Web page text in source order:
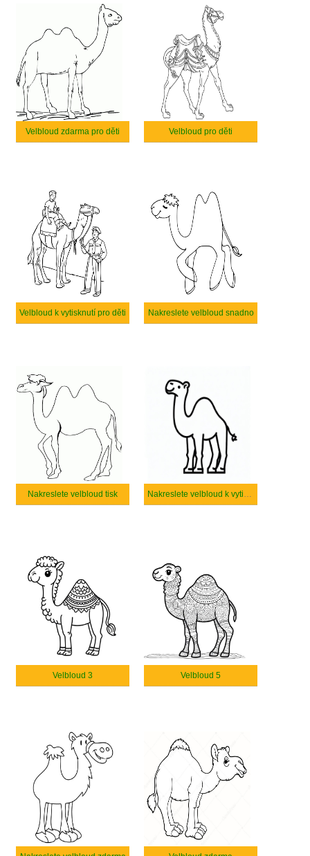
Velbloud zdarma pro děti Velbloud pro děti
Velbloud k vytisknutí pro děti Nakreslete velbloud snadno
Nakreslete velbloud tisk Nakreslete velbloud k vytisknutí zdarma
Velbloud 3 Velbloud 5